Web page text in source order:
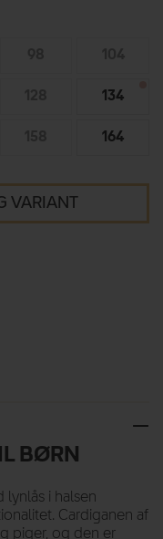
134
164
VARIANT
BØRN
lynlås i halsen
Cardiganen af
piger, og den er